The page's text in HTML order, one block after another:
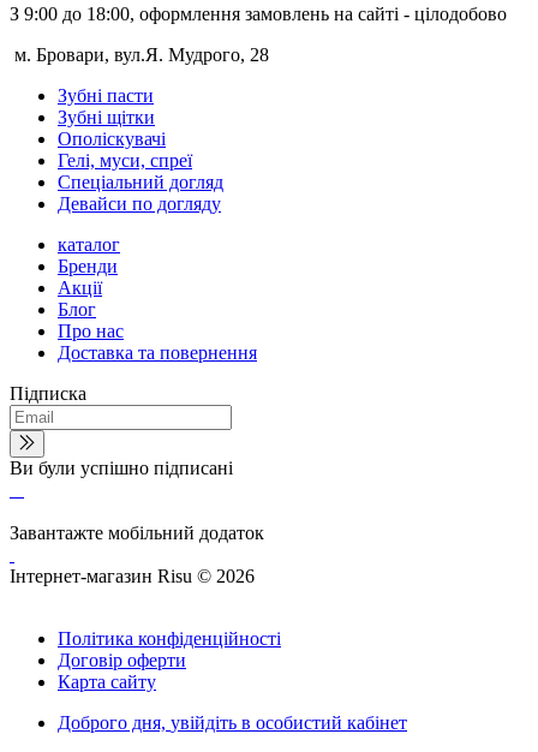
З 9:00 до 18:00, оформлення замовлень на сайті - цілодобово
м. Бровари, вул.Я. Мудрого, 28
Зубні пасти
Зубні щітки
Ополіскувачі
Гелі, муси, спреї
Спеціальний догляд
Девайси по догляду
каталог
Бренди
Акції
Блог
Про нас
Доставка та повернення
Підписка
Ви були успішно підписані
Завантажте мобільний додаток
Інтернет-магазин Risu © 2026
Політика конфіденційності
Договір оферти
Карта сайту
Доброго дня, увійдіть в особистий кабінет